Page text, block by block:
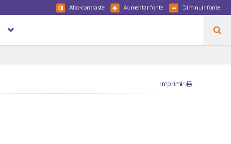
Diminuir fonte
Aumentar fonte
Alto-contraste
Imprimir